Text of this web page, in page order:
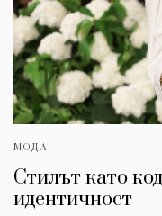
МОДА
Стилът като
идентичност